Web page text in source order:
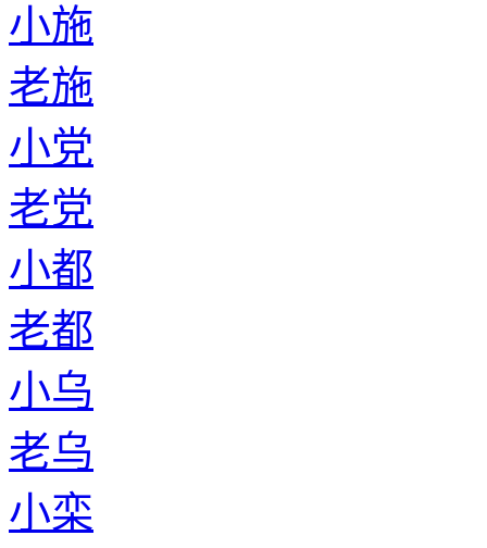
小施
老施
小党
老党
小都
老都
小乌
老乌
小栾